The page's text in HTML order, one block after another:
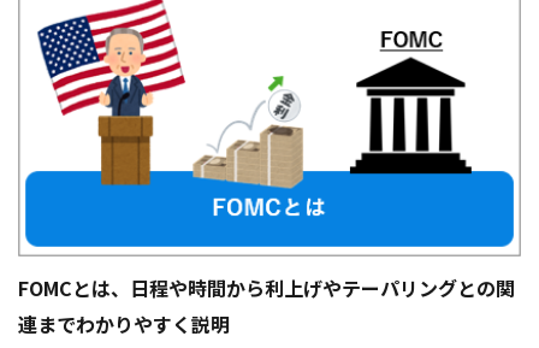
FOMCとは、日程や時間から利上げやテーパリングとの関
連までわかりやすく説明